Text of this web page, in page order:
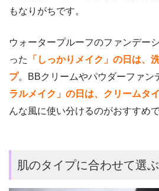
もなりがちです。
ウォータープルーフのファンデー
った
「しっかりメイク」の日は、
プ。BBクリームやパウダーファン
ラルメイク」の日は、クリームタ
んな風に使い分けるのがおすすめで
肌のタイプに合わせて選ぶ